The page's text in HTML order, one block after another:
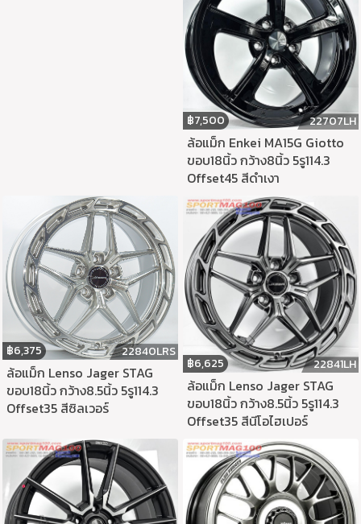
฿7,500 22707LH
ล้อแม็ก Enkei MA15G Giotto
ขอบ18นิ้ว กว้าง8นิ้ว 5รู114.3
Offset45 สีดำเงา
฿6,375 22840LRS
ล้อแม็ก Lenso Jager STAG
ขอบ18นิ้ว กว้าง8.5นิ้ว 5รู114.3
Offset35 สีซิลเวอร์
฿6,625 22841LH
ล้อแม็ก Lenso Jager STAG
ขอบ18นิ้ว กว้าง8.5นิ้ว 5รู114.3
Offset35 สีนีโอไฮเปอร์